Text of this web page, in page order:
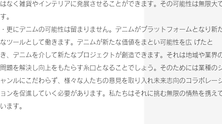
はなく雑貨やインテリアに発展させることができます。その可能性は無限大
す。
・更にデニムの可能性は留まりません。デニムがプラットフォームとなり新
なツールとして働きます。デニムが新たな価値をまとい可能性を広 げたと
き、デニムを介して新たなプロジェクトが創造できます。それは地域や業界
問題を解決し向上をもたらす糸口となることでしょう。そのためには業種の
ャンルにこだわらず、様々な人たちの意見を取り入れ未来志向のコラボレー
ョンを促進していく必要があります。私たちはそれに挑む無限の情熱を携え
います。